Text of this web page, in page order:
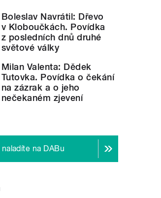
Boleslav Navrátil: Dřevo
v Kloboučkách. Povídka
z posledních dnů druhé
světové války
Milan Valenta: Dědek
Tutovka. Povídka o čekání
na zázrak a o jeho
nečekaném zjevení
na DABu